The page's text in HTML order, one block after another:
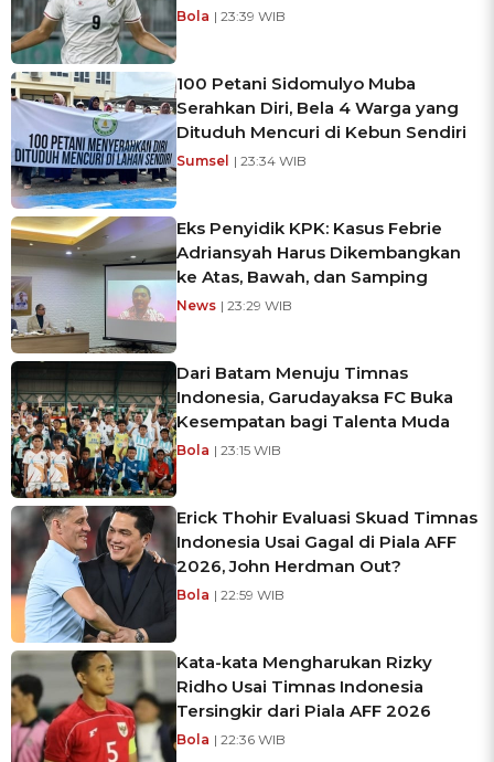
Bola | 23:39 WIB
100 Petani Sidomulyo Muba
Serahkan Diri, Bela 4 Warga yang
Dituduh Mencuri di Kebun Sendiri
Sumsel | 23:34 WIB
Eks Penyidik KPK: Kasus Febrie
Adriansyah Harus Dikembangkan
ke Atas, Bawah, dan Samping
News | 23:29 WIB
Dari Batam Menuju Timnas
Indonesia, Garudayaksa FC Buka
Kesempatan bagi Talenta Muda
Bola | 23:15 WIB
Erick Thohir Evaluasi Skuad Timnas
Indonesia Usai Gagal di Piala AFF
2026, John Herdman Out?
Bola | 22:59 WIB
Kata-kata Mengharukan Rizky
Ridho Usai Timnas Indonesia
Tersingkir dari Piala AFF 2026
Bola | 22:36 WIB